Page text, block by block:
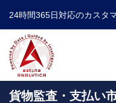
24時間365日対応のカスタ
貨物監査・支払い